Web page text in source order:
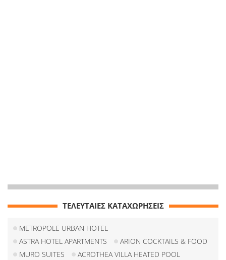
ΤΕΛΕΥΤΑΙΕΣ ΚΑΤΑΧΩΡΗΣΕΙΣ
METROPOLE URBAN HOTEL
ASTRA HOTEL APARTMENTS
ARION COCKTAILS & FOOD
MURO SUITES
ACROTHEA VILLA HEATED POOL